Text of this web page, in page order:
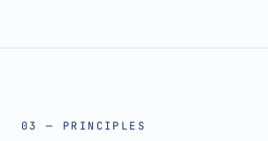
03 — PRINCIPLES